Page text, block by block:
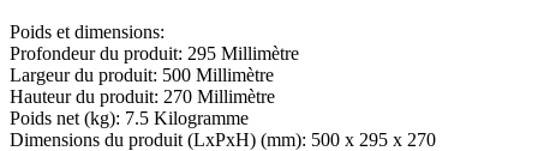
Poids et dimensions:
Profondeur du produit: 295 Millimètre
Largeur du produit: 500 Millimètre
Hauteur du produit: 270 Millimètre
Poids net (kg): 7.5 Kilogramme
Dimensions du produit (LxPxH) (mm): 500 x 295 x 270